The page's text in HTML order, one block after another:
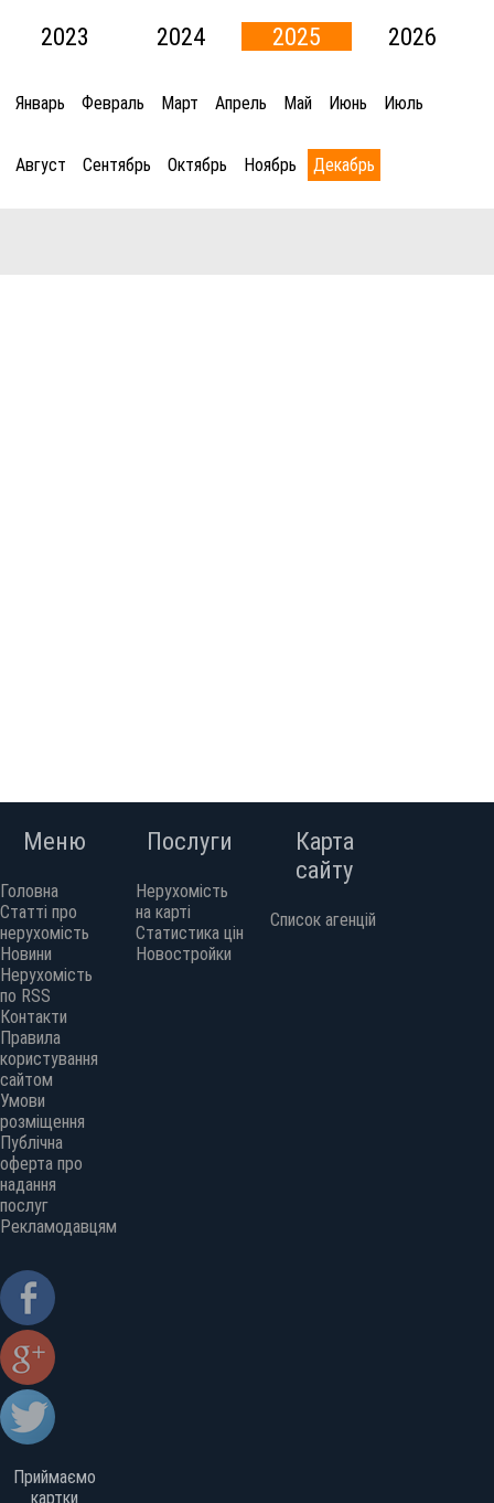
2023 2024 2025 2026
Январь Февраль Март Апрель Май Июнь Июль
Август Сентябрь Октябрь Ноябрь Декабрь
Меню
Головна
Статті про
нерухомість
Новини
Нерухомість
по RSS
Контакти
Правила
користування
сайтом
Умови
розміщення
Публічна
оферта про
надання
послуг
Рекламодавцям
Послуги
Нерухомість
на карті
Статистика цін
Новостройки
Карта
сайту
Список агенцій
Приймаємо
картки